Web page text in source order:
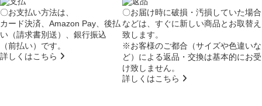
〇お支払い方法は、
カード決済、Amazon Pay、後払
い（請求書別送）、銀行振込
（前払い）です。
詳しくはこちら
〇お届け時に破損・汚損していた場合
などは、すぐに新しい商品とお取替え
致します。
※お客様のご都合（サイズや色違いな
ど）による返品・交換は基本的にお受
け致しません。
詳しくはこちら